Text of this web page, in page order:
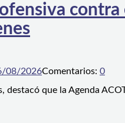
08/2026Comentarios: 0
destacó que la Agenda